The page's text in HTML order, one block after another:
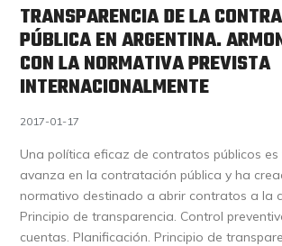
TRANSPARENCIA DE LA
PÚBLICA EN ARGENTINA.
CON LA NORMATIVA PREVISTA
INTERNACIONALMENTE
2017-01-17
Una política eficaz de contratos públicos
avanza en la contratación pública y ha
normativo destinado a abrir contratos a la
Principio de transparencia. Control
cuentas. Planificación. Principio de